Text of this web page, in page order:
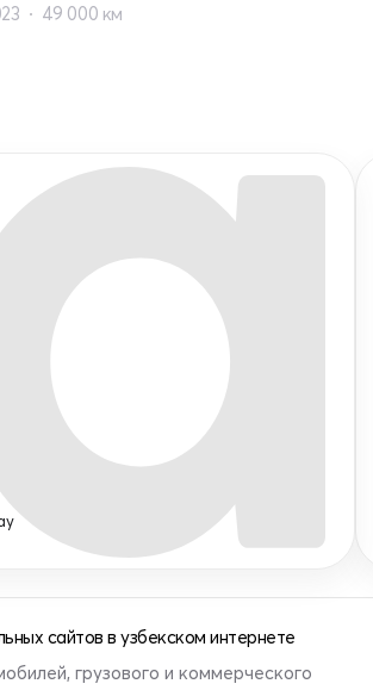
49 000 км
сайтов в узбекском интернете
грузового и коммерческого